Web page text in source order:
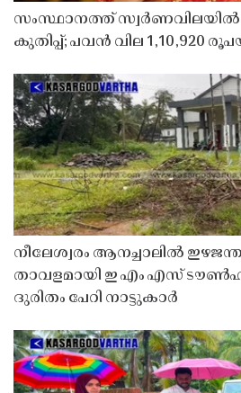
സംസ്ഥാനത്ത്
കുതിപ്പ്; പവൻ വില 1,10,920
നീലേശ്വരം ആനച്ചാലിൽ
താവളമായി ഇ എം എസ്
ദുരിതം പേറി നാട്ടുകാർ